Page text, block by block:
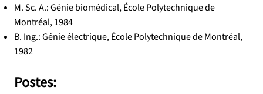
M. Sc. A.: Génie biomédical, École Polytechnique de
Montréal, 1984
B. Ing.: Génie électrique, École Polytechnique de Montréal,
1982
Postes: